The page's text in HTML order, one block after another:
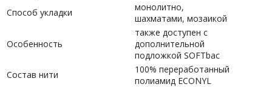
Способ укладки
монолитно,
шахматами, мозаикой
Особенность
также доступен с
дополнительной
подложкой SOFTbac
Состав нити
100% переработанный
полиамид ECONYL